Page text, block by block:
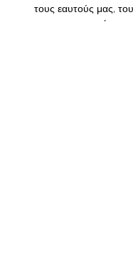
τους εαυτούς μας,
μας  και τις γενιές